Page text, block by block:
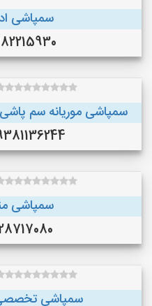
سمپاشی
09182215930
سمپاشی موریانه سم
09381136244 (بندر
سمپاشی
09028717080
سمپاشی